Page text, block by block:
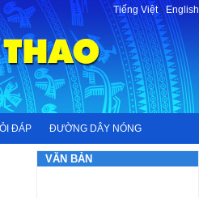
Tiếng Việt-English
ĐÁP ĐƯỜNG DÂY NÓNG
VĂN BẢN